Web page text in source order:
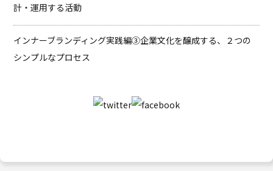
計・運用する活動
インナーブランディング実践編③企業文化を醸成する、２つの
シンプルなプロセス